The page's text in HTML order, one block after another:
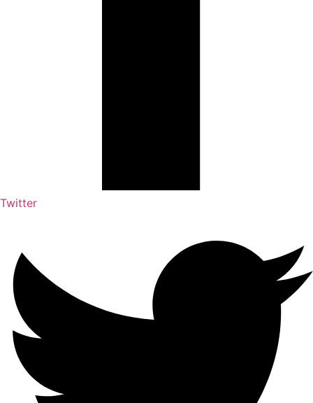
Twitter